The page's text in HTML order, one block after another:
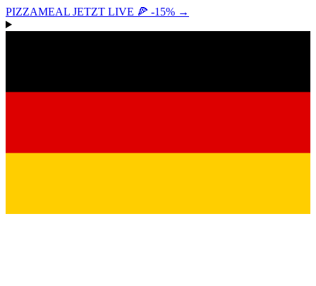
PIZZAMEAL JETZT LIVE 🍕 -15% →